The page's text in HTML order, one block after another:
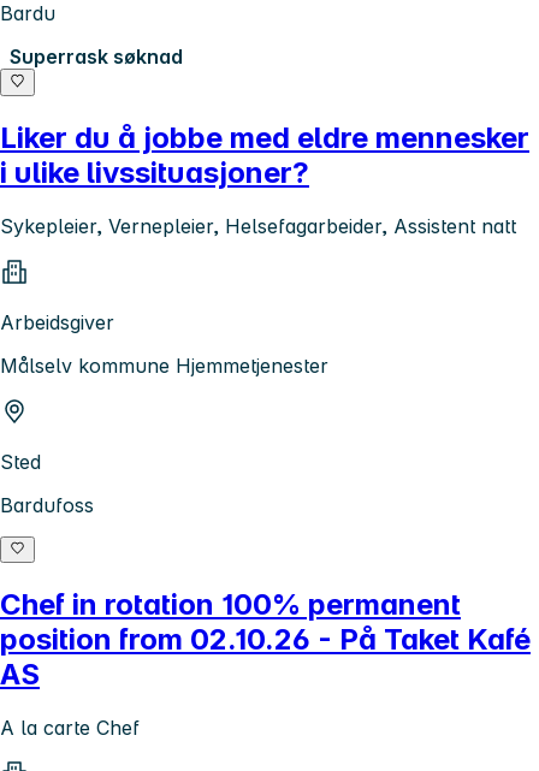
Bardu
Superrask søknad
Liker du å jobbe med eldre mennesker
i ulike livssituasjoner?
Sykepleier, Vernepleier, Helsefagarbeider, Assistent natt
Arbeidsgiver
Målselv kommune Hjemmetjenester
Sted
Bardufoss
Chef in rotation 100% permanent
position from 02.10.26 - På Taket Kafé
AS
A la carte Chef